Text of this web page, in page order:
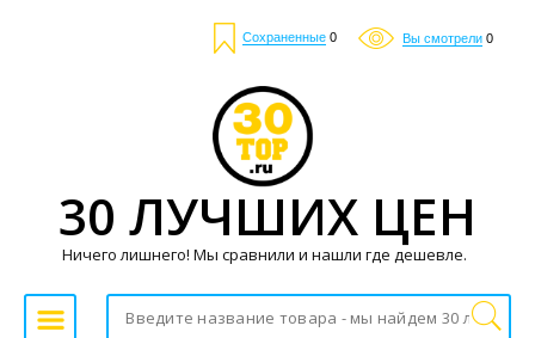
Сохраненные 0 Вы смотрели 0
30 ЛУЧШИХ ЦЕН
Ничего лишнего! Мы сравнили и нашли где дешевле.